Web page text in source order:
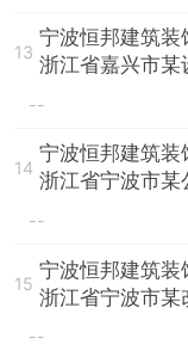
13
宁波恒邦建筑
浙江省嘉兴市某
--
14
宁波恒邦建筑
浙江省宁波市某
--
15
宁波恒邦建筑
浙江省宁波市某
--